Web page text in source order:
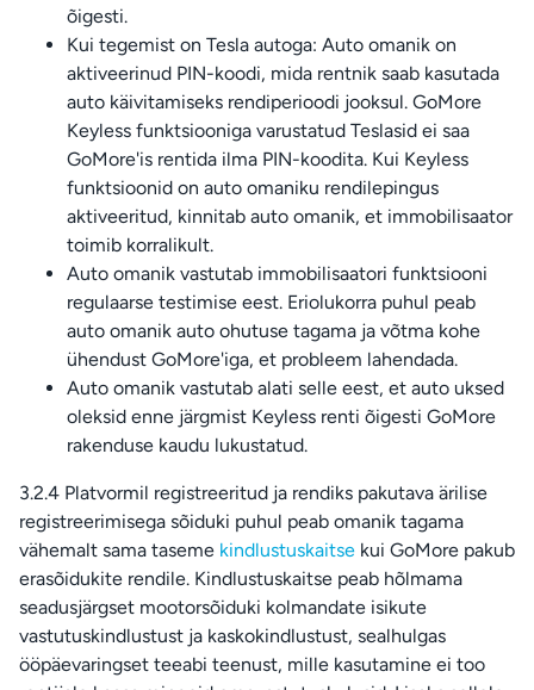
õigesti.
Kui tegemist on Tesla autoga: Auto omanik on
aktiveerinud PIN-koodi, mida rentnik saab kasutada
auto käivitamiseks rendiperioodi jooksul. GoMore
Keyless funktsiooniga varustatud Teslasid ei saa
GoMore'is rentida ilma PIN-koodita. Kui Keyless
funktsioonid on auto omaniku rendilepingus
aktiveeritud, kinnitab auto omanik, et immobilisaator
toimib korralikult.
Auto omanik vastutab immobilisaatori funktsiooni
regulaarse testimise eest. Eriolukorra puhul peab
auto omanik auto ohutuse tagama ja võtma kohe
ühendust GoMore'iga, et probleem lahendada.
Auto omanik vastutab alati selle eest, et auto uksed
oleksid enne järgmist Keyless renti õigesti GoMore
rakenduse kaudu lukustatud.
3.2.4 Platvormil registreeritud ja rendiks pakutava ärilise
registreerimisega sõiduki puhul peab omanik tagama
vähemalt sama taseme kindlustuskaitse kui GoMore pakub
erasõidukite rendile. Kindlustuskaitse peab hõlmama
seadusjärgset mootorsõiduki kolmandate isikute
vastutuskindlustust ja kaskokindlustust, sealhulgas
ööpäevaringset teeabi teenust, mille kasutamine ei too